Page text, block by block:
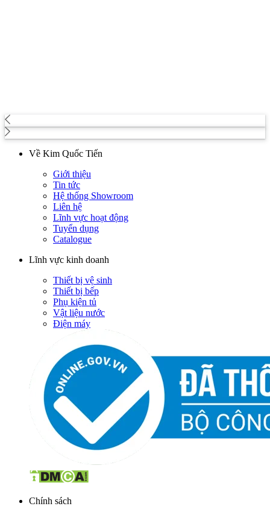
Về Kim Quốc Tiến
Giới thiệu
Tin tức
Hệ thống Showroom
Liên hệ
Lĩnh vực hoạt động
Tuyển dụng
Catalogue
Lĩnh vực kinh doanh
Thiết bị vệ sinh
Thiết bị bếp
Phụ kiện tủ
Vật liệu nước
Điện máy
Chính sách